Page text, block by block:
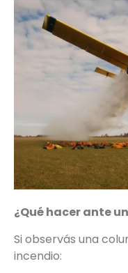
¿Qué hacer ante
Si observás una
incendio: